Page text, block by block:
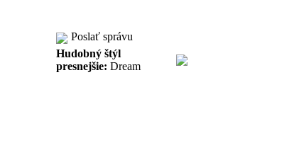
Poslať správu
Hudobný štýl
presnejšie: Dream